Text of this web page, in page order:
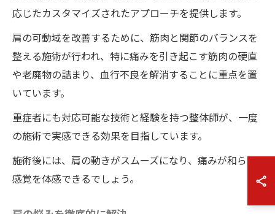
応じたカスタマイズされたアプローチを提供します。
肩の可動域を改善するために、筋肉と関節のバランスを
整える施術が行われ、特に痛みを引き起こす筋肉の硬直
や老廃物の詰まり、血行不良を解消することに重点を置
いています。
重症者にも対応可能な技術と経験を持つ整体師が、一度
の施術で実感できる効果を目指しています。
施術後には、肩の動きがスムーズになり、痛みが和らぐ
感覚を体感できるでしょう。